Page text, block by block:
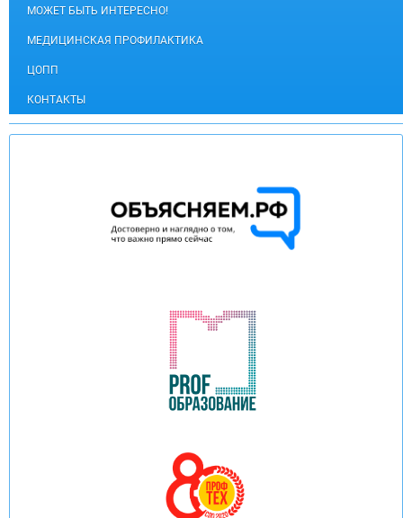
МОЖЕТ БЫТЬ ИНТЕРЕСНО!
МЕДИЦИНСКАЯ ПРОФИЛАКТИКА
ЦОПП
КОНТАКТЫ